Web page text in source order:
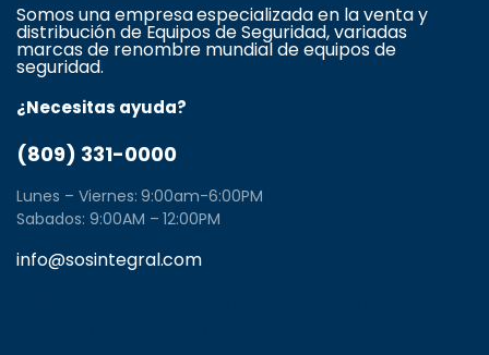
Somos una empresa especializada en la venta y
distribución de Equipos de Seguridad, variadas
marcas de renombre mundial de equipos de
seguridad.
¿Necesitas ayuda?
(809) 331-0000
Lunes – Viernes: 9:00am-6:00PM
Sabados: 9:00AM – 12:00PM
info@sosintegral.com